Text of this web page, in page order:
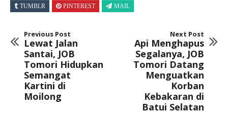
TUMBLR
PINTEREST MAIL
Previous Post
Lewat Jalan
Santai, JOB
Tomori Hidupkan
Semangat
Kartini di
Moilong
Next Post
Api Menghapus
Segalanya, JOB
Tomori Datang
Menguatkan
Korban
Kebakaran di
Batui Selatan